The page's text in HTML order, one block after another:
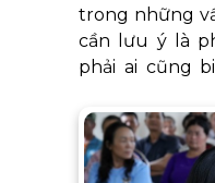
trong những
cần lưu ý là
phải ai cũng
hưởng đến
yếu tố này
hợp đồng mà